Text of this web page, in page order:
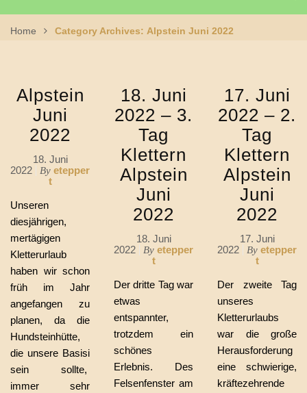
Home Category Archives: Alpstein Juni 2022
Alpstein
Juni
2022
18. Juni
2022
By etepper
t
Unseren
diesjährigen,
mertägigen
Kletterurlaub
haben wir schon
früh im Jahr
angefangen zu
planen, da die
Hundsteinhütte,
die unsere Basisi
sein sollte,
immer sehr
18. Juni
2022 – 3.
Tag
Klettern
Alpstein
Juni
2022
18. Juni
2022
By etepper
t
Der dritte Tag war
etwas
entspannter,
trotzdem ein
schönes
Erlebnis. Des
Felsenfenster am
17. Juni
2022 – 2.
Tag
Klettern
Alpstein
Juni
2022
17. Juni
2022
By etepper
t
Der zweite Tag
unseres
Kletterurlaubs
war die große
Herausforderung
eine schwierige,
kräftezehrende